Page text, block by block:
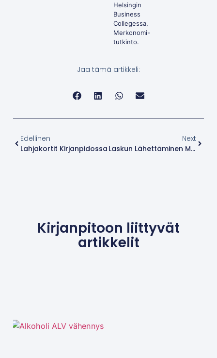
Helsingin
Business
Collegessa,
Merkonomi-
tutkinto.
Jaa tämä artikkeli:
Edellinen
Lahjakortit Kirjanpidossa
Next
Laskun Lähettäminen Myöhässä
Kirjanpitoon liittyvät
artikkelit